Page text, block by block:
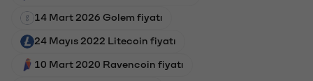
14 Mart 2026 Golem fiyatı
24 Mayıs 2022 Litecoin fiyatı
10 Mart 2020 Ravencoin fiyatı